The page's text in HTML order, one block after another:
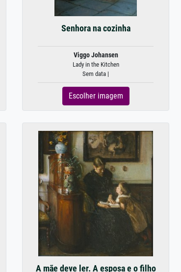
Senhora na cozinha
Viggo Johansen
Lady in the Kitchen
Sem data |
Escolher imagem
A mãe deve ler. A esposa e o filho